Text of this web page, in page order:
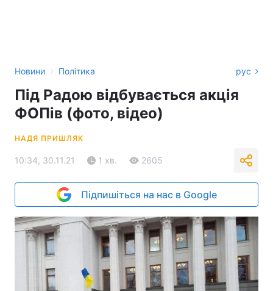
Новини › Політика рус
Під Радою відбувається акція
ФОПів (фото, відео)
НАДЯ ПРИШЛЯК
10:34, 30.11.21 1 хв. 2605
Підпишіться на нас в Google